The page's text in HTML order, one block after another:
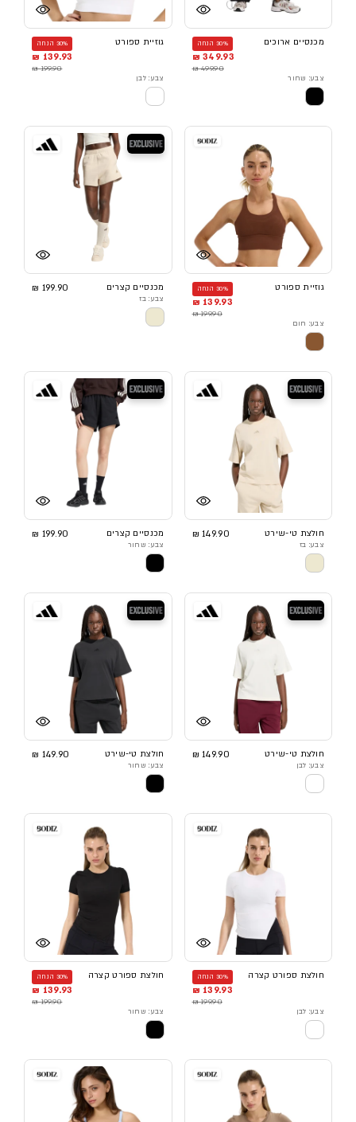
מכנסיים ארוכים 30% הנחה
349.93 ₪
499.90 ₪
צבע: שחור
גוזיית ספורט 30% הנחה
139.93 ₪
199.90 ₪
צבע: לבן
גוזיית ספורט 30% הנחה
139.93 ₪
199.90 ₪
צבע: חום
בלעדי
מכנסיים קצרים 199.90 ₪
צבע: בז
בלעדי
חולצת טי-שירט 149.90 ₪
צבע: בז
בלעדי
מכנסיים קצרים 199.90 ₪
צבע: שחור
בלעדי
חולצת טי-שירט 149.90 ₪
צבע: לבן
בלעדי
חולצת טי-שירט 149.90 ₪
צבע: שחור
חולצת ספורט קצרה 30% הנחה
139.93 ₪
199.90 ₪
צבע: לבן
חולצת ספורט קצרה 30% הנחה
139.93 ₪
199.90 ₪
צבע: שחור